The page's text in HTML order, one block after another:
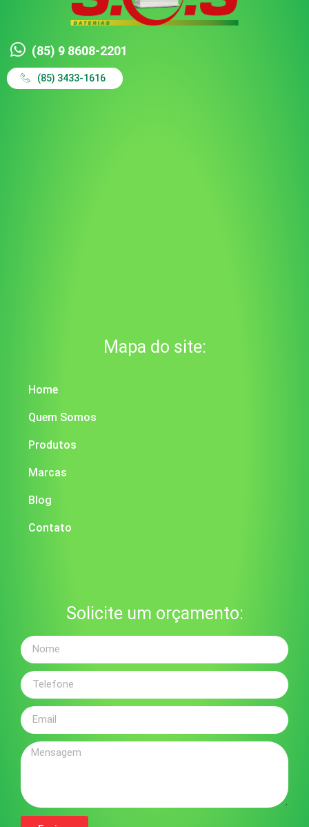
(85) 9 8608-2201
(85) 3433-1616
Mapa do site:
Home
Quem Somos
Produtos
Marcas
Blog
Contato
Solicite um orçamento: